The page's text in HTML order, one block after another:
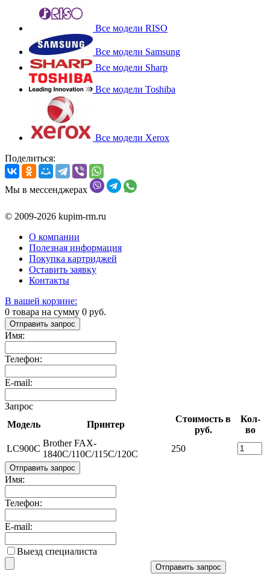
Все модели RISO
Все модели Samsung
Все модели Sharp
Все модели Toshiba
Все модели Xerox
Поделиться:
Мы в мессенджерах
© 2009-2026 kupim-rm.ru
О компании
Полезная информация
Покупка картриджей
Оставить заявку
Контакты
В вашей корзине:
0 товара на сумму 0 руб.
Отправить запрос
Имя:
Телефон:
E-mail:
Запрос
Модель
Принтер
Стоимость в
руб.
Кол-
во
LC900C
Brother FAX-
1840C/110C/115C/120C
250
Отправить запрос
Имя:
Телефон:
E-mail:
Выезд специалиста
Отправить запрос